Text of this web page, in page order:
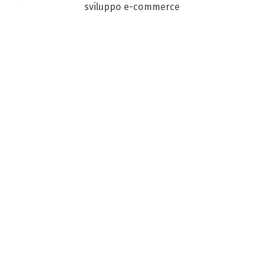
sviluppo e-commerce